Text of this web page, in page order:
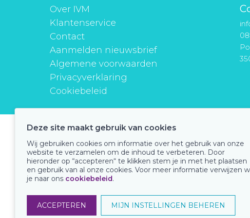
Over IVM
Klantenservice
Contact
Aanmelden nieuwsbrief
Algemene voorwaarden
Privacyverklaring
Cookiebeleid
instituutverantwoordmedicijngebruik
Onze keurmerken
Deze site maakt gebruik van cookies
Wij gebruiken cookies om informatie over het gebruik van onze
website te verzamelen om de inhoud te verbeteren. Door
hieronder op “accepteren“ te klikken stem je in met het plaatsen
en gebruik van al onze cookies. Voor meer informatie verwijzen
je naar ons cookiebeleid.
ACCEPTEREN MIJN INSTELLINGEN BEHEREN